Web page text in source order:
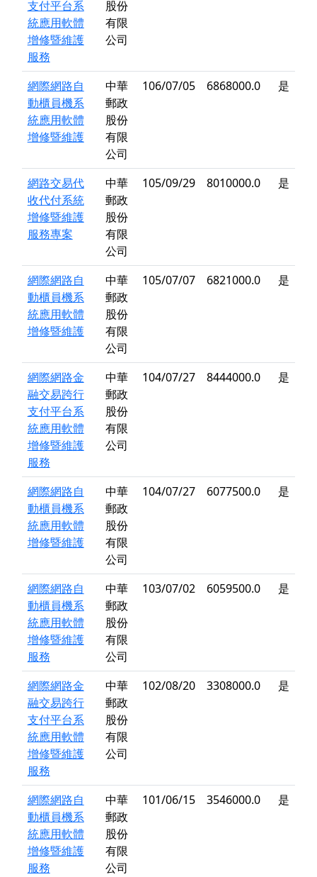
支付平台系
統應用軟體
增修暨維護
服務
股份
有限
公司
網際網路自
動櫃員機系
統應用軟體
增修暨維護
中華
郵政
股份
有限
公司
106/07/05 6868000.0 是
網路交易代
收代付系統
增修暨維護
服務專案
中華
郵政
股份
有限
公司
105/09/29 8010000.0 是
網際網路自
動櫃員機系
統應用軟體
增修暨維護
中華
郵政
股份
有限
公司
105/07/07 6821000.0 是
網際網路金
融交易跨行
支付平台系
統應用軟體
增修暨維護
服務
中華
郵政
股份
有限
公司
104/07/27 8444000.0 是
網際網路自
動櫃員機系
統應用軟體
增修暨維護
中華
郵政
股份
有限
公司
104/07/27 6077500.0 是
網際網路自
動櫃員機系
統應用軟體
增修暨維護
服務
中華
郵政
股份
有限
公司
103/07/02 6059500.0 是
網際網路金
融交易跨行
支付平台系
統應用軟體
增修暨維護
服務
中華
郵政
股份
有限
公司
102/08/20 3308000.0 是
網際網路自
動櫃員機系
統應用軟體
增修暨維護
服務
中華
郵政
股份
有限
公司
101/06/15 3546000.0 是